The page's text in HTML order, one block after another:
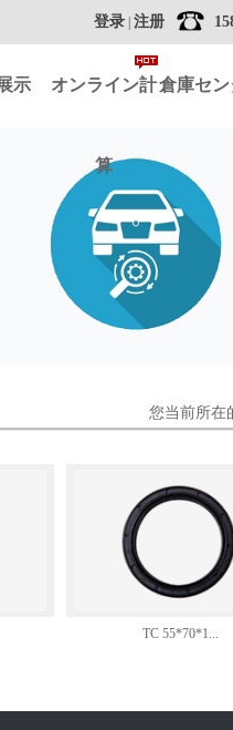
登录 注册
示 オンライン計
算
倉庫セ
您当前所在
TC 55*70*1...